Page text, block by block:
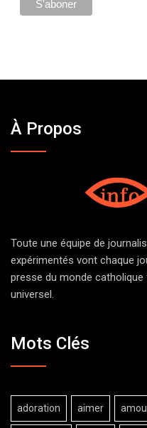
À Propos
Toute une équipe de
expérimentés vont chaque
presse du monde
universel.
Mots Clés
adoration aimer